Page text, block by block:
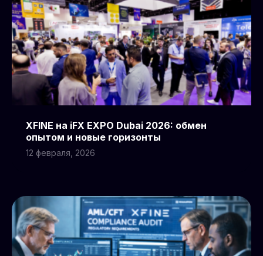
XFINE на iFX EXPO Dubai 2026: обмен
опытом и новые горизонты
12 февраля, 2026